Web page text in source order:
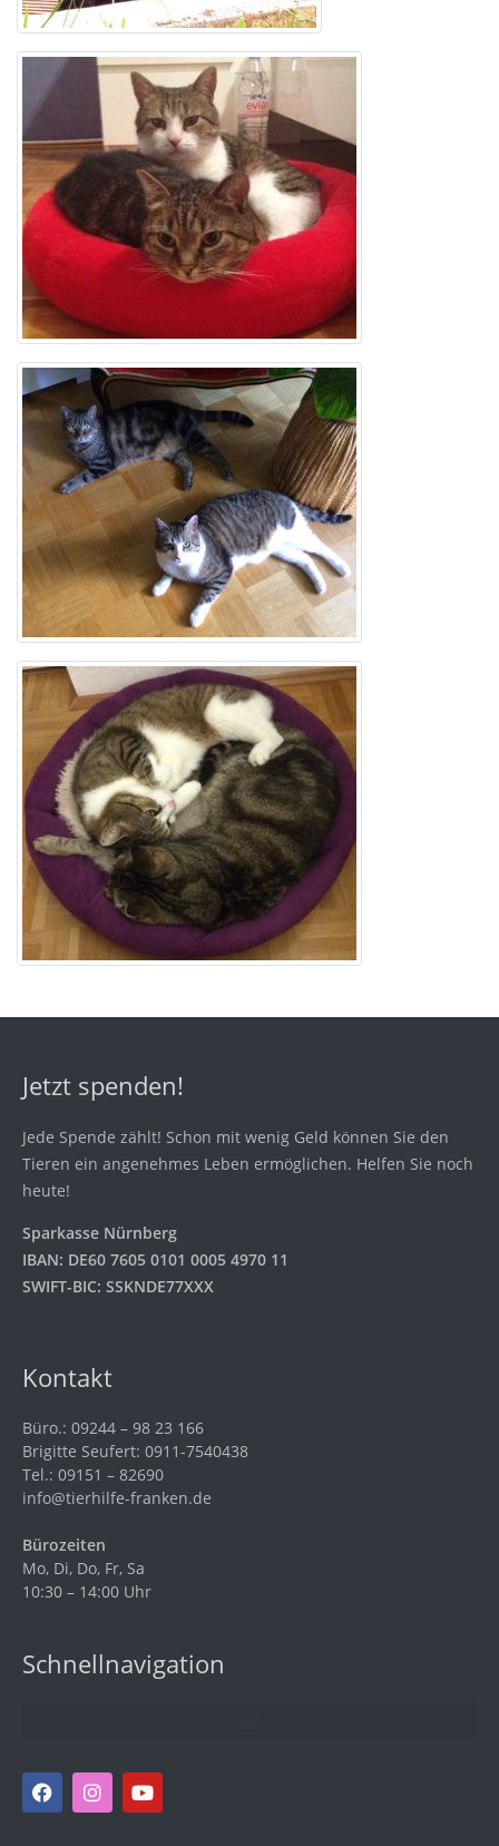
Jetzt spenden!
Jede Spende zählt! Schon mit wenig Geld können Sie den
Tieren ein angenehmes Leben ermöglichen. Helfen Sie noch
heute!
Sparkasse Nürnberg
IBAN: DE60 7605 0101 0005 4970 11
SWIFT-BIC: SSKNDE77XXX
Kontakt
Büro.: 09244 – 98 23 166
Brigitte Seufert: 0911-7540438
Tel.: 09151 – 82690
info@tierhilfe-franken.de
Bürozeiten
Mo, Di, Do, Fr, Sa
10:30 – 14:00 Uhr
Schnellnavigation